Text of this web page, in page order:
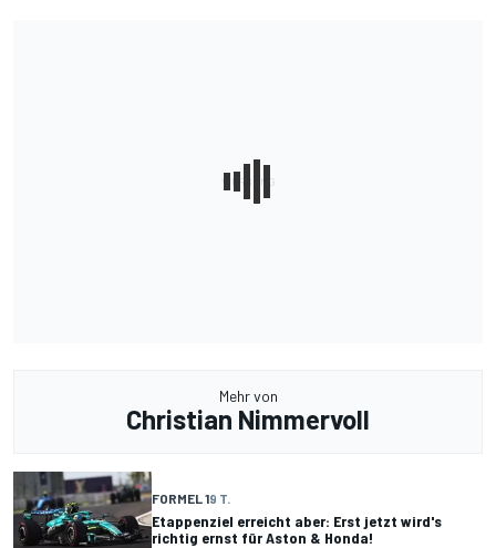
Mehr von
Christian Nimmervoll
FORMEL 19 T.
Etappenziel erreicht aber: Erst jetzt wird's
richtig ernst für Aston & Honda!